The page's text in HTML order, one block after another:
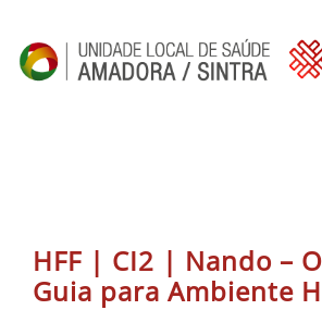
HFF | CI2 | Nando –
Guia para Ambiente